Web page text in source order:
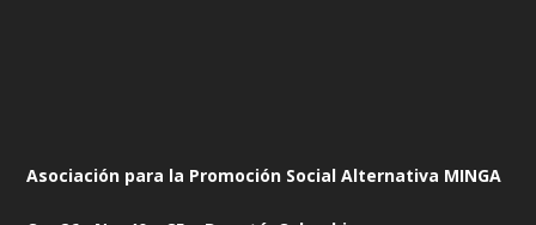
Asociación para la Promoción Social Alternativa MINGA